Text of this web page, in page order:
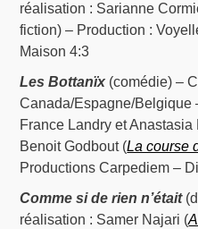
réalisation : Sarianne
fiction) – Production :
Maison 4:3
Les Bottanïx (comédie) –
Canada/Espagne/Belgique
France Landry et
Benoit Godbout (La course
Productions Carpediem –
Comme si de rien n’était
réalisation : Samer Najari (